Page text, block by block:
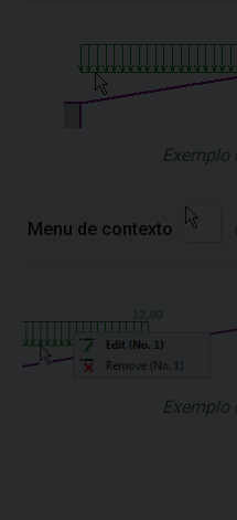
Exemplo
Menu de contexto
Exemplo